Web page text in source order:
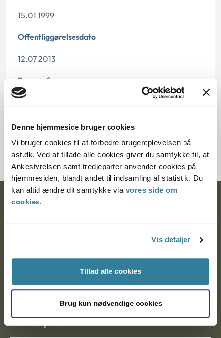
Denne hjemmeside bruger cookies
Vi bruger cookies til at forbedre brugeroplevelsen på
ast.dk. Ved at tillade alle cookies giver du samtykke til, at
Ankestyrelsen samt tredjeparter anvender cookies på
hjemmesiden, blandt andet til indsamling af statistik. Du
kan altid ændre dit samtykke via vores side om
cookies.
Vis detaljer
Tillad alle cookies
Brug kun nødvendige cookies
15.01.1999
Offentliggørelsesdato
12.07.2013
Paragraf
Journalnummer
700500-98
Ankestyrelsen
Postadresse:
9000 Aalborg
Ankestyrelsen København